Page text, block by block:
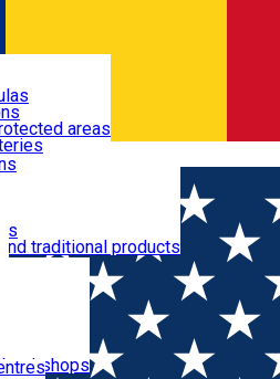
areas
traditional products